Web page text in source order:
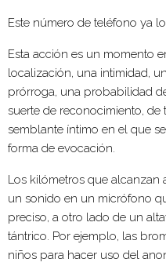
Este número de teléfono ya
Esta acción es un momento
localización, una intimidad,
prórroga, una probabilidad
suerte de reconocimiento,
semblante íntimo en el que
forma de evocación.
Los kilómetros que alcanzan
un sonido en un micrófono
preciso, a otro lado de un
tántrico. Por ejemplo, las
niños para hacer uso del